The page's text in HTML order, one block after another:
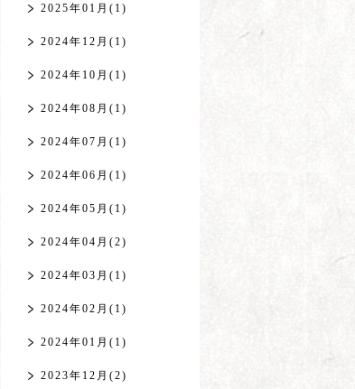
2025年01月(1)
2024年12月(1)
2024年10月(1)
2024年08月(1)
2024年07月(1)
2024年06月(1)
2024年05月(1)
2024年04月(2)
2024年03月(1)
2024年02月(1)
2024年01月(1)
2023年12月(2)